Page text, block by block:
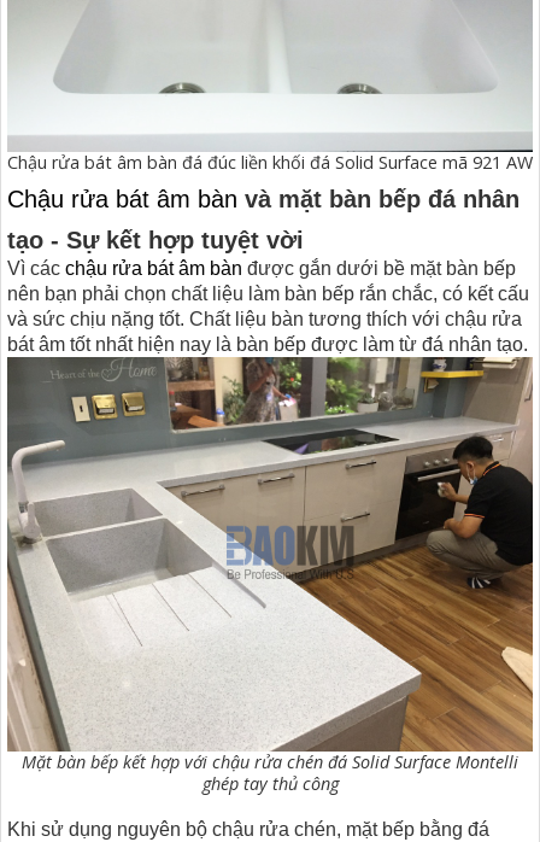
Chậu rửa bát âm bàn đá đúc liền khối đá Solid Surface mã 921 AW
Chậu rửa bát âm bàn và mặt bàn bếp đá nhân
tạo - Sự kết hợp tuyệt vời
Vì các chậu rửa bát âm bàn được gắn dưới bề mặt bàn bếp
nên bạn phải chọn chất liệu làm bàn bếp rắn chắc, có kết cấu
và sức chịu nặng tốt. Chất liệu bàn tương thích với chậu rửa
bát âm tốt nhất hiện nay là bàn bếp được làm từ đá nhân tạo.
Mặt bàn bếp kết hợp với chậu rửa chén đá Solid Surface Montelli
ghép tay thủ công
Khi sử dụng nguyên bộ chậu rửa chén, mặt bếp bằng đá